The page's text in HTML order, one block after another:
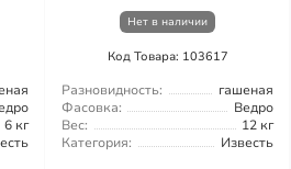
6 кг
Нет в наличии
Код Товара: 103617
Разновидность:
гашеная
Фасовка:
Ведро
Вес:
12 кг
Категория:
Известь